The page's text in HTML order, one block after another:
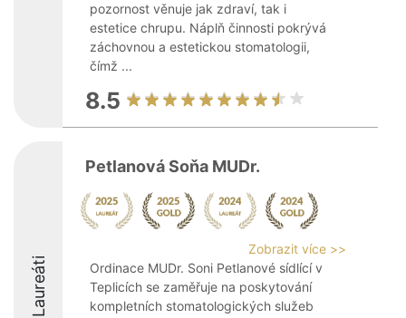
pozornost věnuje jak zdraví, tak i
estetice chrupu. Náplň činnosti pokrývá
záchovnou a estetickou stomatologii,
čímž ...
8.5
Laureáti
Petlanová Soňa MUDr.
Zobrazit více >>
Ordinace MUDr. Soni Petlanové sídlící v
Teplicích se zaměřuje na poskytování
kompletních stomatologických služeb